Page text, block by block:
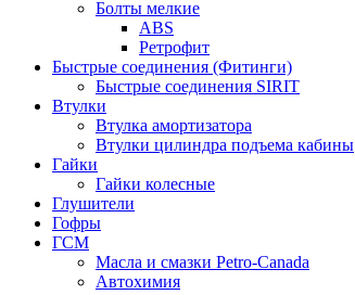
Болты мелкие
ABS
Ретрофит
Быстрые соединения (Фитинги)
Быстрые соединения SIRIT
Втулки
Втулка амортизатора
Втулки цилиндра подъема кабины
Гайки
Гайки колесные
Глушители
Гофры
ГСМ
Масла и смазки Petro-Canada
Автохимия